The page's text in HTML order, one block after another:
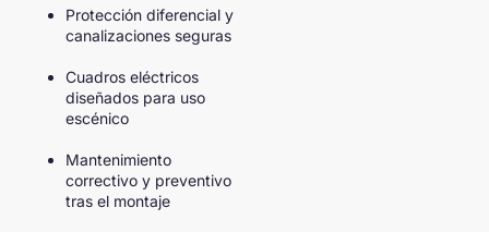
Protección diferencial y
canalizaciones seguras
Cuadros eléctricos
diseñados para uso
escénico
Mantenimiento
correctivo y preventivo
tras el montaje